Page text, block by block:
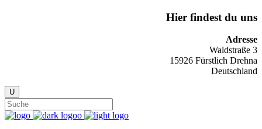
Hier findest du uns
Adresse
Waldstraße 3
15926 Fürstlich Drehna
Deutschland